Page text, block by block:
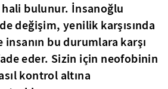
bulunur. İnsanoğlu
değişim, yenilik karşısında
bu durumlara karşı
eder. Sizin için neofobinin
kontrol altına